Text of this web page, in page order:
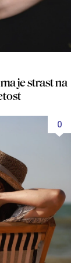
je strast na
0